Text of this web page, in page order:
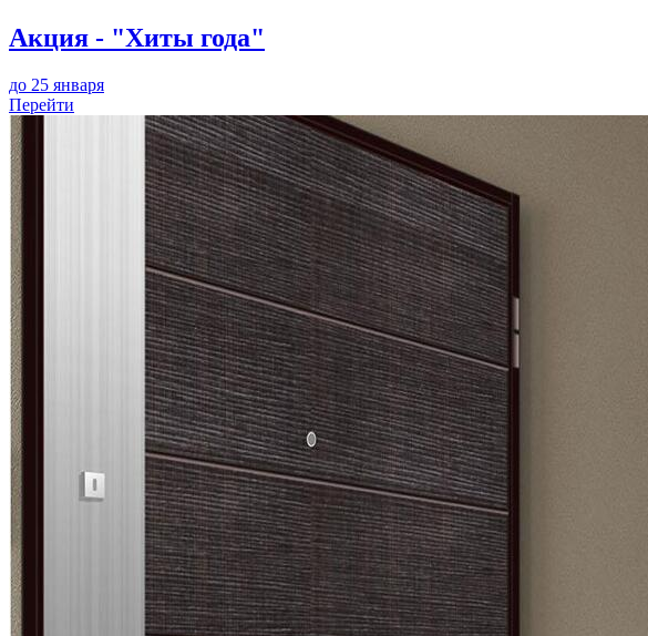
Акция - "Хиты года"
до 25 января
Перейти